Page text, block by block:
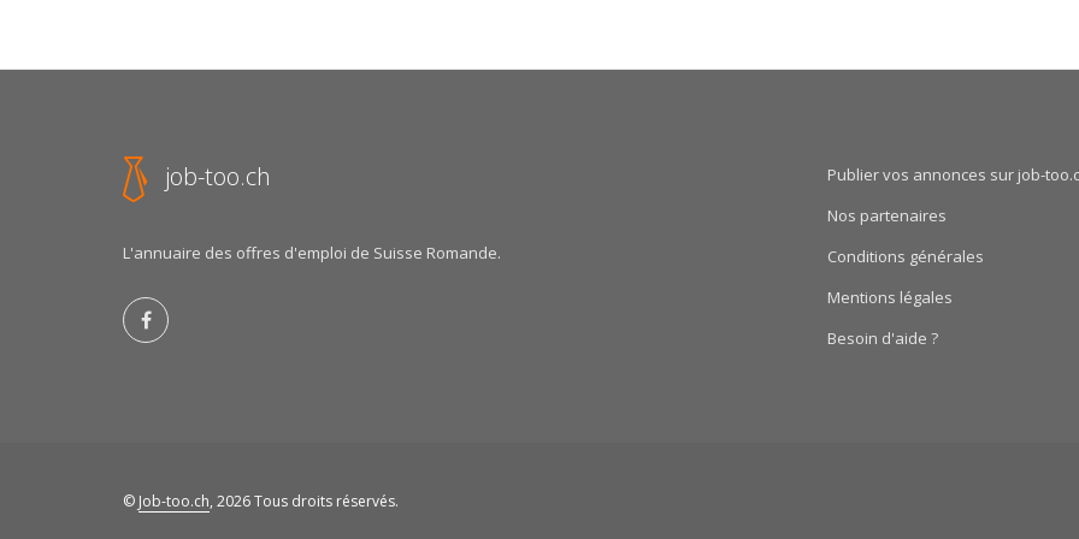
job-too.ch
L'annuaire des offres d'emploi de Suisse Romande.
Publier vos annonces sur job-
Nos partenaires
Conditions générales
Mentions légales
Besoin d'aide ?
© Job-too.ch, 2026 Tous droits réservés.